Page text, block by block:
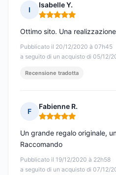
I
Isabelle Y.
Nota: 5 su 5
Pubblicato il 20/12/2020 à 07h45
a seguito di un acquisto di 05/12/
Ottimo sito. Una
Recensione tradotta
F
Fabienne R.
Nota: 5 su 5
Pubblicato il 19/12/2020 à 22h58
a seguito di un acquisto di 07/12/
Un grande regalo originale,
Raccomando